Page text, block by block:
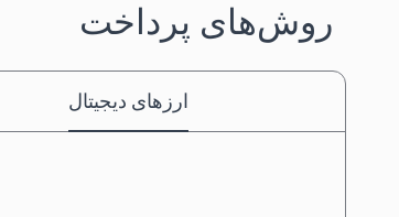
روش‌های پرداخت
ارزهای دیجیتال